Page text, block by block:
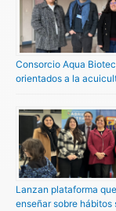
Consorcio Aqua
orientados a la
Lanzan plataforma
enseñar sobre